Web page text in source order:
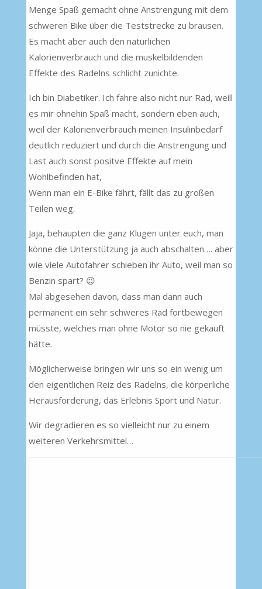
Menge Spaß gemacht ohne Anstrengung mit dem
schweren Bike über die Teststrecke zu brausen.
Es macht aber auch den natürlichen
Kalorienverbrauch und die muskelbildenden
Effekte des Radelns schlicht zunichte.
Ich bin Diabetiker. Ich fahre also nicht nur Rad, weill
es mir ohnehin Spaß macht, sondern eben auch,
weil der Kalorienverbrauch meinen Insulinbedarf
deutlich reduziert und durch die Anstrengung und
Last auch sonst positve Effekte auf mein
Wohlbefinden hat,
Wenn man ein E-Bike fährt, fällt das zu großen
Teilen weg.
Jaja, behaupten die ganz Klugen unter euch, man
könne die Unterstützung ja auch abschalten…. aber
wie viele Autofahrer schieben ihr Auto, weil man so
Benzin spart? 😉
Mal abgesehen davon, dass man dann auch
permanent ein sehr schweres Rad fortbewegen
müsste, welches man ohne Motor so nie gekauft
hätte.
Möglicherweise bringen wir uns so ein wenig um
den eigentlichen Reiz des Radelns, die körperliche
Herausforderung, das Erlebnis Sport und Natur.
Wir degradieren es so vielleicht nur zu einem
weiteren Verkehrsmittel…